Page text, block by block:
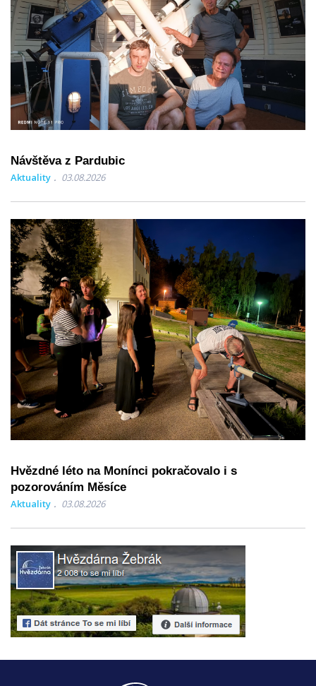
Návštěva z Pardubic
Aktuality 03.08.2026
Hvězdné léto na Monínci pokračovalo i s
pozorováním Měsíce
Aktuality 03.08.2026